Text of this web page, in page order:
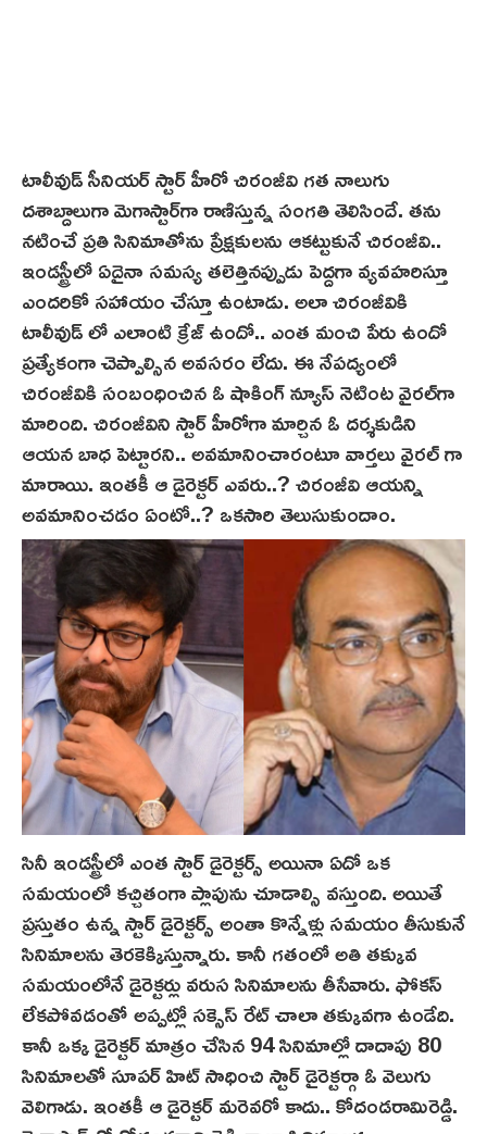
టాలీవుడ్ సీనియర్ స్టార్ హీరో చిరంజీవి గత నాలుగు
దశాబ్దాలుగా మెగాస్టార్‌గా రాణిస్తున్న సంగతి తెలిసిందే. తను
నటించే ప్రతి సినిమాతోను ప్రేక్షకులను ఆకట్టుకునే చిరంజీవి..
ఇండస్ట్రీలో ఏదైనా సమస్య తలెత్తినప్పుడు పెద్దగా వ్యవహరిస్తూ
ఎందరికో సహాయం చేస్తూ ఉంటాడు. అలా చిరంజీవికి
టాలీవుడ్ లో ఎలాంటి క్రేజ్ ఉందో.. ఎంత మంచి పేరు ఉందో
ప్రత్యేకంగా చెప్పాల్సిన అవసరం లేదు. ఈ నేప‌ద్యంలో
చిరంజీవికి సంబంధించిన ఓ షాకింగ్ న్యూస్ నెటింట వైరల్‌గా
మారింది. చిరంజీవిని స్టార్ హీరోగా మార్చిన ఓ దర్శకుడిని
ఆయన బాధ పెట్టారని.. అవమానించారంటూ వార్తలు వైరల్ గా
మారాయి. ఇంతకీ ఆ డైరెక్టర్ ఎవరు..? చిరంజీవి ఆయన్ని
అవమానించడం ఏంటో..? ఒకసారి తెలుసుకుందాం.
సినీ ఇండస్ట్రీలో ఎంత స్టార్ డైరెక్టర్స్ అయినా ఏదో ఒక
సమయంలో కచ్చితంగా ప్లాపును చూడాల్సి వస్తుంది. అయితే
ప్రస్తుతం ఉన్న స్టార్ డైరెక్టర్స్ అంతా కొన్నేళ్లు సమయం తీసుకునే
సినిమాలను తెర‌కెక్కిస్తున్నారు. కానీ గతంలో అతి తక్కువ
సమయంలోనే డైరెక్టర్లు వరుస సినిమాలను తీసేవారు. ఫోకస్
లేకపోవడంతో అప్పట్లో సక్సెస్ రేట్ చాలా తక్కువగా ఉండేది.
కానీ ఒక్క డైరెక్టర్ మాత్రం చేసిన 94 సినిమాల్లో దాదాపు 80
సినిమాలతో సూపర్ హిట్ సాధించి స్టార్ డైరెక్టర్గా ఓ వెలుగు
వెలిగాడు. ఇంతకీ ఆ డైరెక్టర్ మరెవరో కాదు.. కోదండరామిరెడ్డి.